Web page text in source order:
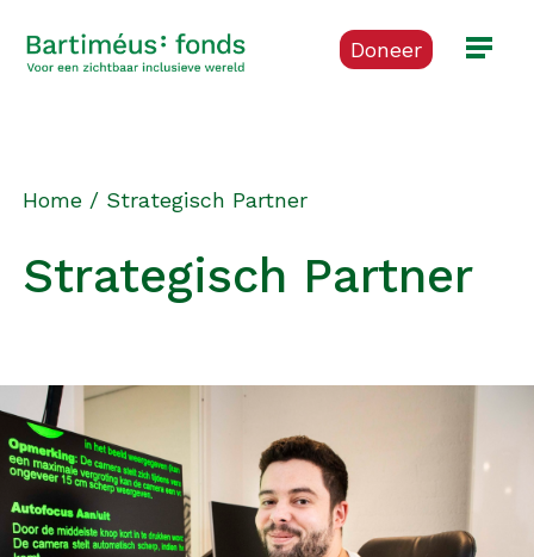
Doneer
Home / Strategisch Partner
Strategisch Partner